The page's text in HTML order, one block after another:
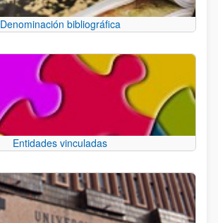
Denominación bibliográfica
Entidades vinculadas